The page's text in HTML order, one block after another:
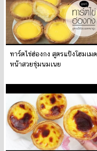
ทาร์ตไข่ฮ่องกง สูตรแป้งโฮมเมด
หน้าสวยชุ่มนมเนย